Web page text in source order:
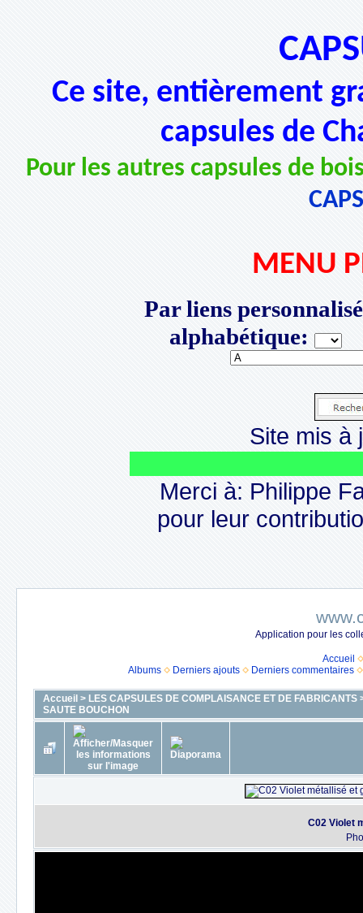
Ce site, entièrement
capsules de
Pour les autres capsules de
MENU
Par liens
alphabétique:
Site mis à
Merci à: Philippe
pour leur
Application pour les
Accueil
Albums
Derniers ajouts Derniers commentaires
Accueil > LES CAPSULES DE COMPLAISANCE ET DE FABRICANTS
SAUTE BOUCHON
C02 Violet